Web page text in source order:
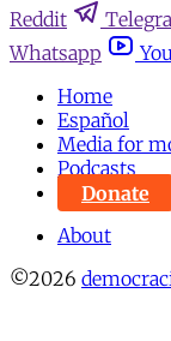
Reddit
Whatsapp
Home
Español
Media for
Podcasts
Donate
About
©2026